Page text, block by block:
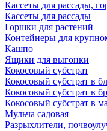
Кассеты для рассады,
Кассеты для рассады
Горшки для растений
Контейнеры для
Кашпо
Ящики для выгонки
Кокосовый субстрат
Кокосовый субстрат в
Кокосовый субстрат в
Кокосовый субстрат в
Мульча садовая
Разрыхлители,